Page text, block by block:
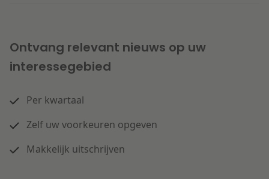
Ontvang relevant nieuws op uw
interessegebied
Per kwartaal
Zelf uw voorkeuren opgeven
Makkelijk uitschrijven